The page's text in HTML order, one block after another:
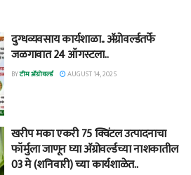
दुग्धव्यवसाय कार्यशाळा.. अ‍ॅग्रोवर्ल्डतर्फे
जळगावात 24 ऑगस्टला..
BYटीम ॲग्रोवर्ल्ड AUGUST 14, 2025
खरीप मका एकरी 75 क्विंटल उत्पादनाचा
फॉर्मुला जाणून घ्या अ‍ॅग्रोवर्ल्डच्या नाशकातील
03 मे (शनिवारी) च्या कार्यशाळेत..